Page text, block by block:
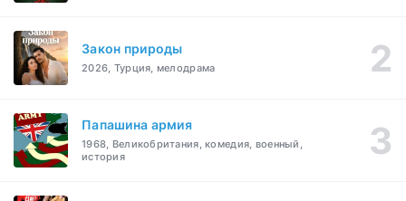
Закон природы
2026, Турция, мелодрама
Папашина армия
1968, Великобритания, комедия, военный,
история